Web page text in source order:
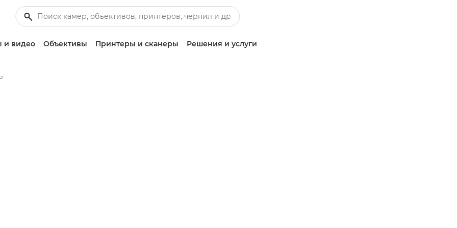
и видео Объективы Принтеры и сканеры Решения и услуги